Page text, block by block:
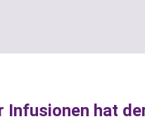
Infusionen hat